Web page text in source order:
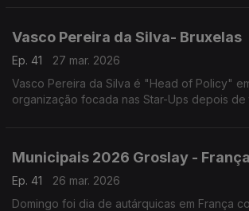
Vasco Pereira da Silva- Bruxelas
Ep. 41
27 mar. 2026
Vasco Pereira da Silva é "Head of Policy"
organização focada nas Star-Ups depois de
Municipais 2026 Groslay - França
Ep. 41
26 mar. 2026
Domingo foi dia de autárquicas em França